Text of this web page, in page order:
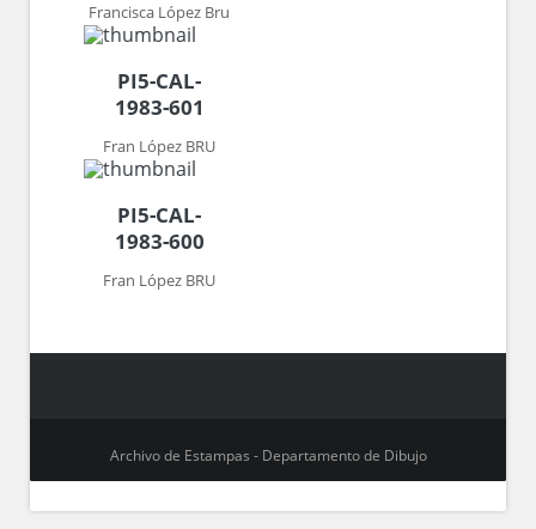
Francisca López Bru
PI5-CAL-
1983-601
Fran López BRU
PI5-CAL-
1983-600
Fran López BRU
Archivo de Estampas - Departamento de Dibujo